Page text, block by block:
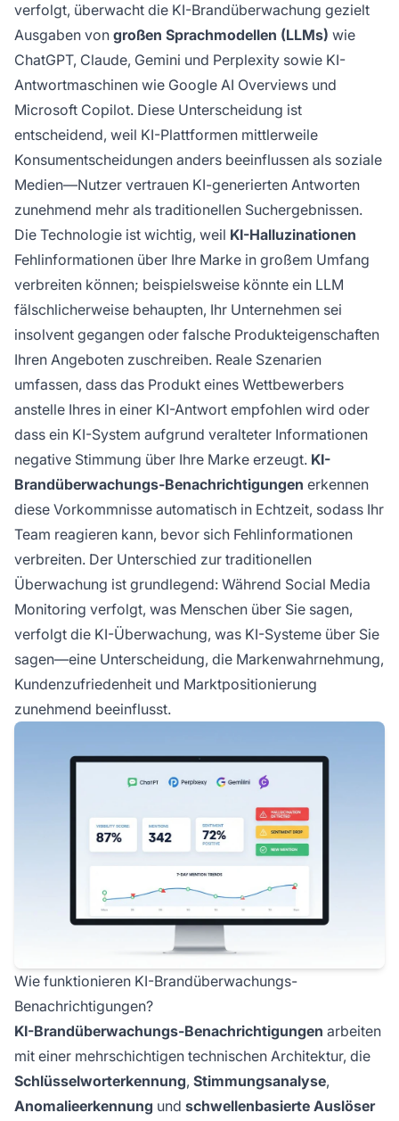
verfolgt, überwacht die KI-Brandüberwachung gezielt
Ausgaben von großen Sprachmodellen (LLMs) wie
ChatGPT, Claude, Gemini und Perplexity sowie KI-
Antwortmaschinen wie Google AI Overviews und
Microsoft Copilot. Diese Unterscheidung ist
entscheidend, weil KI-Plattformen mittlerweile
Konsumentscheidungen anders beeinflussen als soziale
Medien—Nutzer vertrauen KI-generierten Antworten
zunehmend mehr als traditionellen Suchergebnissen.
Die Technologie ist wichtig, weil KI-Halluzinationen
Fehlinformationen über Ihre Marke in großem Umfang
verbreiten können; beispielsweise könnte ein LLM
fälschlicherweise behaupten, Ihr Unternehmen sei
insolvent gegangen oder falsche Produkteigenschaften
Ihren Angeboten zuschreiben. Reale Szenarien
umfassen, dass das Produkt eines Wettbewerbers
anstelle Ihres in einer KI-Antwort empfohlen wird oder
dass ein KI-System aufgrund veralteter Informationen
negative Stimmung über Ihre Marke erzeugt. KI-
Brandüberwachungs-Benachrichtigungen erkennen
diese Vorkommnisse automatisch in Echtzeit, sodass Ihr
Team reagieren kann, bevor sich Fehlinformationen
verbreiten. Der Unterschied zur traditionellen
Überwachung ist grundlegend: Während Social Media
Monitoring verfolgt, was Menschen über Sie sagen,
verfolgt die KI-Überwachung, was KI-Systeme über Sie
sagen—eine Unterscheidung, die Markenwahrnehmung,
Kundenzufriedenheit und Marktpositionierung
zunehmend beeinflusst.
Wie funktionieren KI-Brandüberwachungs-
Benachrichtigungen?
KI-Brandüberwachungs-Benachrichtigungen arbeiten
mit einer mehrschichtigen technischen Architektur, die
Schlüsselworterkennung, Stimmungsanalyse,
Anomalieerkennung und schwellenbasierte Auslöser